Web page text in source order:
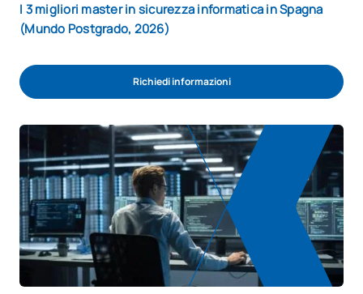
I 3 migliori master in sicurezza informatica in Spagna
(Mundo Postgrado, 2026)
Richiedi informazioni